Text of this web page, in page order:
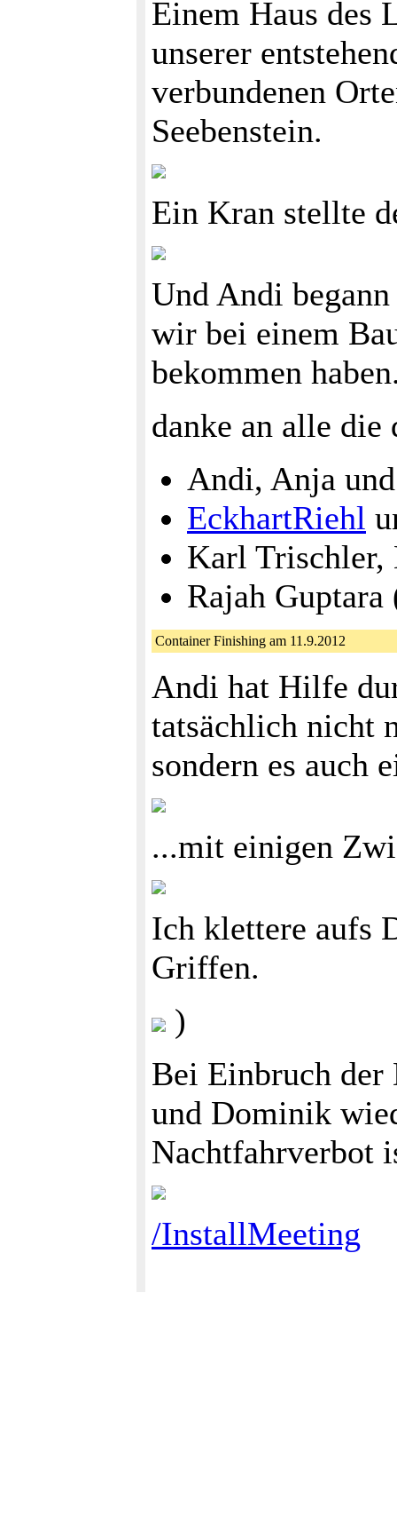
Einem Haus des
unserer
verbundenen
Seebenstein.
Ein Kran stellte
Und Andi
wir bei einem
bekommen
danke an alle die
Andi, Anja
EckhartRiehl
Karl Trischler,
Rajah
Container Finishing am 11.9.2012
Andi hat Hilfe
tatsächlich nicht
sondern es auch
...mit einigen
Ich klettere aufs
Griffen.
)
Bei Einbruch der
und Dominik
Nachtfahrverbot
/InstallMeeting